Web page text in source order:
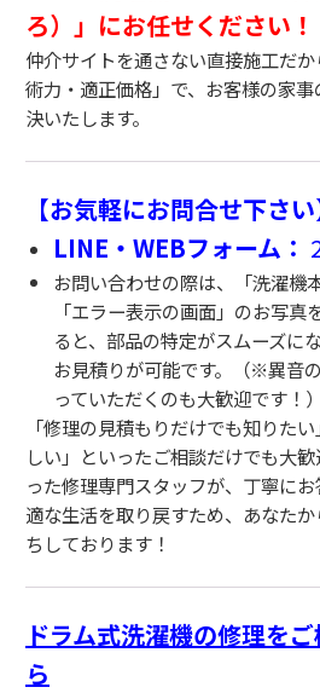
ろ）」にお任せください！
仲介サイトを通さない直接施工だ
術力・適正価格」で、お客様の家
決いたします。
【お気軽にお問合せ下さい
LINE・WEBフォーム：
お問い合わせの際は、「洗濯機
「エラー表示の画面」のお写
ると、部品の特定がスムーズに
お見積りが可能です。（※異音
っていただくのも大歓迎です！）
「修理の見積もりだけでも知りた
しい」といったご相談だけでも大
った修理専門スタッフが、丁寧に
適な生活を取り戻すため、あなた
ちしております！
ドラム式洗濯機の修理を
ら